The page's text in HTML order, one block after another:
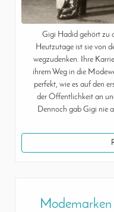
Gigi Hadid gehört zu
Heutzutage ist sie von
wegzudenken. Ihre
ihrem Weg in die
perfekt, wie es auf den
der Öffentlichkeit an
Dennoch gab Gigi nie